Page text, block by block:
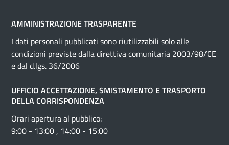
AMMINISTRAZIONE TRASPARENTE
I dati personali pubblicati sono riutilizzabili solo alle
condizioni previste dalla direttiva comunitaria 2003/98/CE
e dal d.lgs. 36/2006
UFFICIO ACCETTAZIONE, SMISTAMENTO E TRASPORTO
DELLA CORRISPONDENZA
Orari apertura al pubblico:
9:00 - 13:00 , 14:00 - 15:00